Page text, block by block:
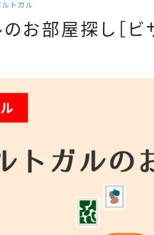
ルトガル
のお部屋探し［